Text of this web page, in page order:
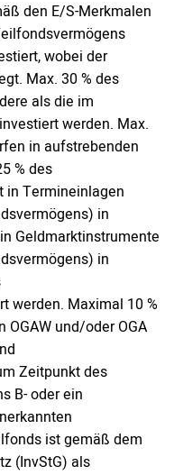
den E/S-Merkmalen
wobei der
Max. 30 % des
als die im
werden. Max.
in aufstrebenden
% des
in Termineinlagen
in
Geldmarktinstrumente
in
werden. Maximal 10 %
und/oder OGA
Zeitpunkt des
B- oder ein
ist gemäß dem
(InvStG) als